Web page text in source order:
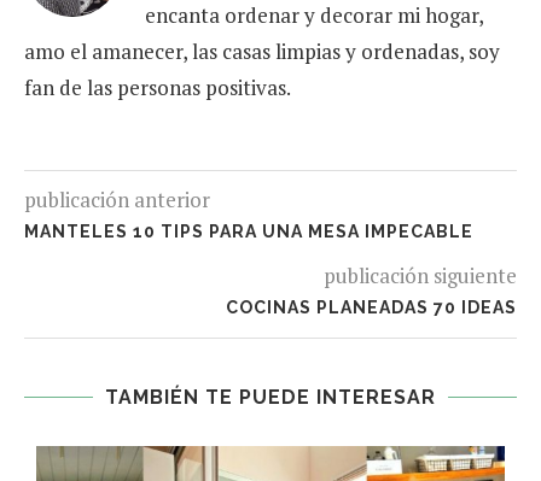
encanta ordenar y decorar mi hogar,
amo el amanecer, las casas limpias y ordenadas, soy
fan de las personas positivas.
publicación anterior
MANTELES 10 TIPS PARA UNA MESA IMPECABLE
publicación siguiente
COCINAS PLANEADAS 70 IDEAS
TAMBIÉN TE PUEDE INTERESAR